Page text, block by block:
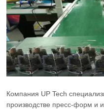
Компания UP Tech
производстве пресс-форм и